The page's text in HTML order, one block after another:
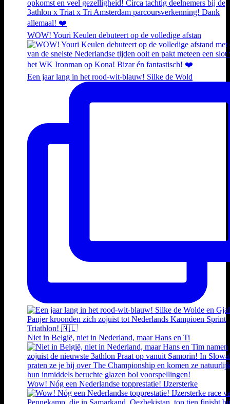
WOW! Youri Keulen debuteert op de volledige afstan
Een jaar lang in het rood-wit-blauw! Silke de Wold
Niet in België, niet in Nederland, maar Hans en Ti
Wow! Nóg een Nederlandse topprestatie! IJzersterke